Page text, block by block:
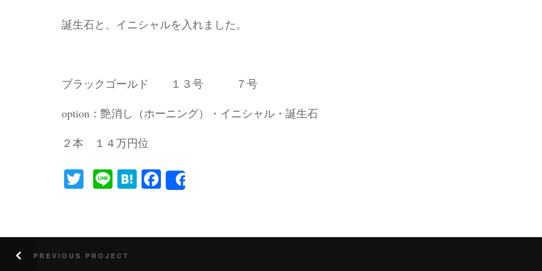
誕生石と、イニシャルを入れました。
ブラックゴールド １３号 ７号
option：艶消し（ホーニング）・イニシャル・誕生石
２本 １４万円位
Twitter
LineHatenaFacebook
PREVIOUS PROJECT